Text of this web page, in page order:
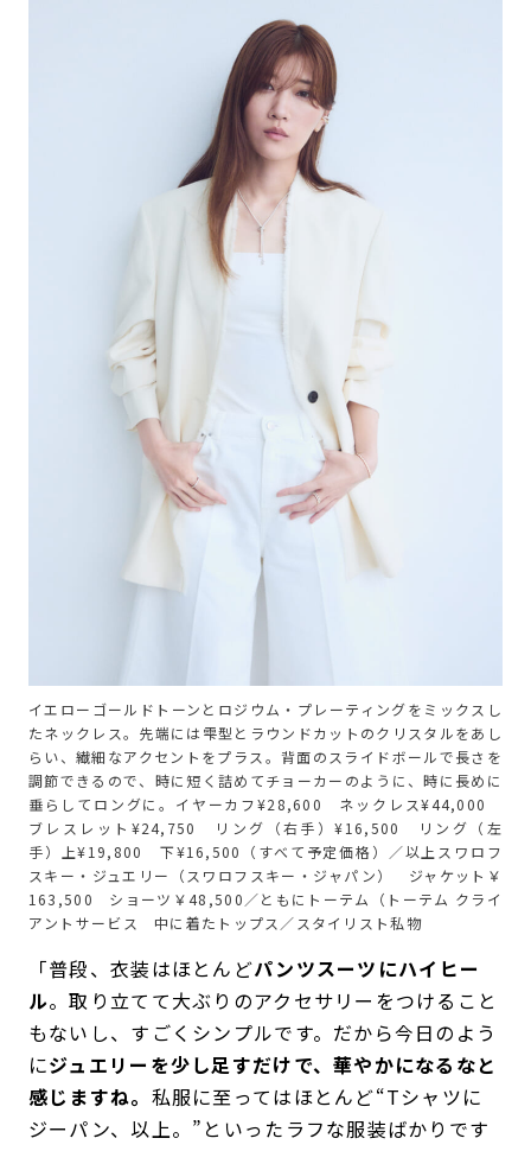
イエローゴールドトーンとロジウム・プレーティングをミックスし
たネックレス。先端には雫型とラウンドカットのクリスタルをあし
らい、繊細なアクセントをプラス。背面のスライドボールで長さを
調節できるので、時に短く詰めてチョーカーのように、時に長めに
垂らしてロングに。イヤーカフ¥28,600 ネックレス¥44,000
ブレスレット¥24,750 リング（右手）¥16,500 リング（左
手）上¥19,800 下¥16,500（すべて予定価格）／以上スワロフ
スキー・ジュエリー（スワロフスキー・ジャパン） ジャケット￥
163,500 ショーツ￥48,500／ともにトーテム（トーテム クライ
アントサービス 中に着たトップス／スタイリスト私物
「普段、衣装はほとんどパンツスーツにハイヒー
ル。取り立てて大ぶりのアクセサリーをつけること
もないし、すごくシンプルです。だから今日のよう
にジュエリーを少し足すだけで、華やかになるなと
感じますね。 私服に至ってはほとんど“Tシャツに
ジーパン、以上。”といったラフな服装ばかりです